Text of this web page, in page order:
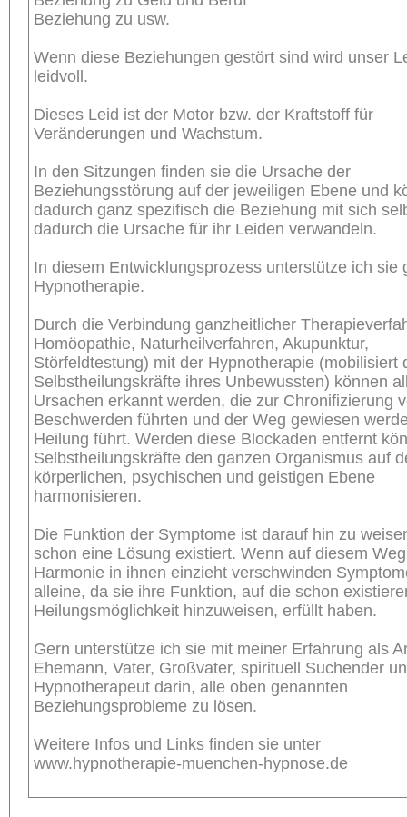
Beziehung zu usw.
Wenn diese Beziehungen gestört sind wird unser
leidvoll.
Dieses Leid ist der Motor bzw. der Kraftstoff für
Veränderungen und Wachstum.
In den Sitzungen finden sie die Ursache der
Beziehungsstörung auf der jeweiligen Ebene und
dadurch ganz spezifisch die Beziehung mit sich
dadurch die Ursache für ihr Leiden verwandeln.
In diesem Entwicklungsprozess unterstütze ich sie
Hypnotherapie.
Durch die Verbindung ganzheitlicher
Homöopathie, Naturheilverfahren, Akupunktur,
Störfeldtestung) mit der Hypnotherapie (mobilisiert
Selbstheilungskräfte ihres Unbewussten) können
Ursachen erkannt werden, die zur Chronifizierung
Beschwerden führten und der Weg gewiesen
Heilung führt. Werden diese Blockaden entfernt
Selbstheilungskräfte den ganzen Organismus auf
körperlichen, psychischen und geistigen Ebene
harmonisieren.
Die Funktion der Symptome ist darauf hin zu
schon eine Lösung existiert. Wenn auf diesem
Harmonie in ihnen einzieht verschwinden
alleine, da sie ihre Funktion, auf die schon
Heilungsmöglichkeit hinzuweisen, erfüllt haben.
Gern unterstütze ich sie mit meiner Erfahrung als
Ehemann, Vater, Großvater, spirituell Suchender
Hypnotherapeut darin, alle oben genannten
Beziehungsprobleme zu lösen.
Weitere Infos und Links finden sie unter
www.hypnotherapie-muenchen-hypnose.de